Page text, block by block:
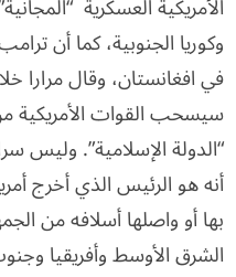
وكوريا الجنوبية، كما أن
في افغانستان، وقال مرارا
سيسحب القوات الأمريكية
“الدولة الإسلامية”. وليس
أنه هو الرئيس الذي أخرج
بها أو واصلها أسلافه من
الشرق الأوسط وأفريقيا